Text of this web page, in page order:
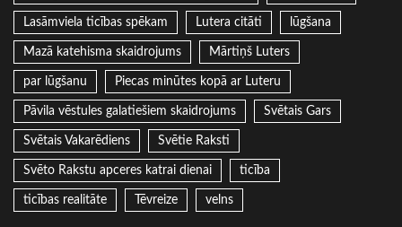
Lasāmviela ticības spēkam Lutera citāti lūgšana
Mazā katehisma skaidrojums Mārtiņš Luters
par lūgšanu Piecas minūtes kopā ar Luteru
Pāvila vēstules galatiešiem skaidrojums Svētais Gars
Svētais Vakarēdiens Svētie Raksti
Svēto Rakstu apceres katrai dienai ticība
ticības realitāte Tēvreize velns